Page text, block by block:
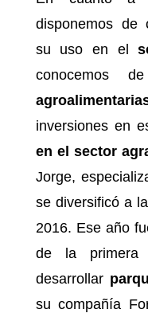
disponemos de
su uso en el
conocemos
inversiones en
en el sector
Jorge,
se diversificó a
2016. Ese año
de la primera
desarrollar
su compañía